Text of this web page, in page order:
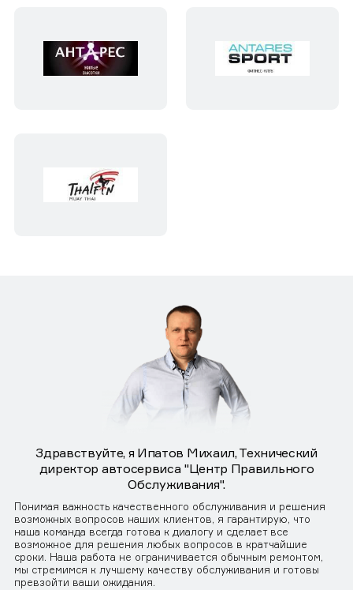
Здравствуйте, я Ипатов Михаил, Технический
директор автосервиса "Центр Правильного
Обслуживания".
Понимая важность качественного обслуживания и решения
возможных вопросов наших клиентов, я гарантирую, что
наша команда всегда готова к диалогу и сделает все
возможное для решения любых вопросов в кратчайшие
сроки. Наша работа не ограничивается обычным ремонтом,
мы стремимся к лучшему качеству обслуживания и готовы
превзойти ваши ожидания.